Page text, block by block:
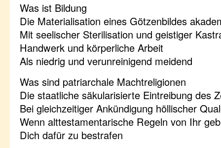
Was ist Bildung
Die Materialisation eines Götzenbildes
Mit seelischer Sterilisation und geistiger
Handwerk und körperliche Arbeit
Als niedrig und verunreinigend meidend
Was sind patriarchale Machtreligionen
Die staatliche säkularisierte Eintreibung des
Bei gleichzeitiger Ankündigung höllischer
Wenn alttestamentarische Regeln von Ihr
Dich dafür zu bestrafen